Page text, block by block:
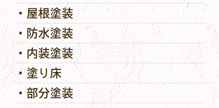
屋根塗装
防水塗装
内装塗装
塗り床
部分塗装